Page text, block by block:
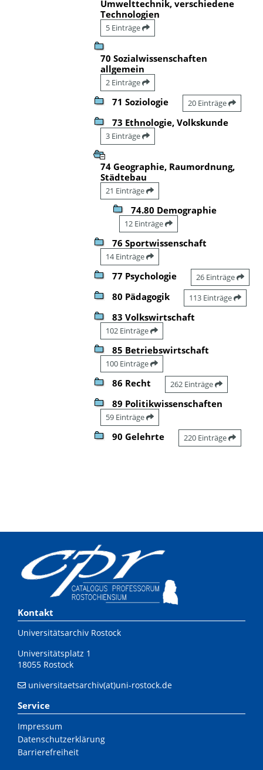
Umwelttechnik, verschiedene
Technologien
5 Einträge
70 Sozialwissenschaften
allgemein
2 Einträge
71 Soziologie 20 Einträge
73 Ethnologie, Volkskunde
3 Einträge
74 Geographie, Raumordnung,
Städtebau
21 Einträge
74.80 Demographie
12 Einträge
76 Sportwissenschaft
14 Einträge
77 Psychologie 26 Einträge
80 Pädagogik 113 Einträge
83 Volkswirtschaft
102 Einträge
85 Betriebswirtschaft
100 Einträge
86 Recht 262 Einträge
89 Politikwissenschaften
59 Einträge
90 Gelehrte 220 Einträge
Kontakt
Universitätsarchiv Rostock
Universitätsplatz 1
18055 Rostock
universitaetsarchiv(at)uni-rostock.de
Service
Impressum
Datenschutzerklärung
Barrierefreiheit